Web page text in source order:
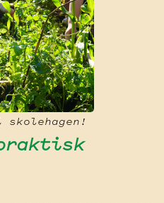
skolehagen!